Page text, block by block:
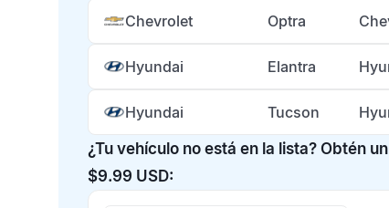
Chevrolet Optra
Hyundai Elantra
Hyundai Tucson
¿Tu vehículo no está en la lista? Obtén
$9.99 USD: